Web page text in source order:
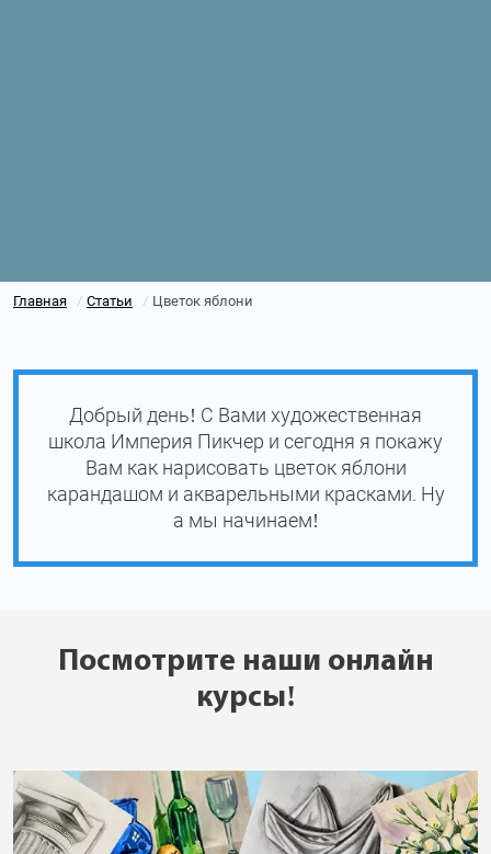
Главная / Статьи / Цветок яблони
Добрый день! С Вами художественная
школа Империя Пикчер и сегодня я покажу
Вам как нарисовать цветок яблони
карандашом и акварельными красками. Ну
а мы начинаем!
Посмотрите наши онлайн
курсы!